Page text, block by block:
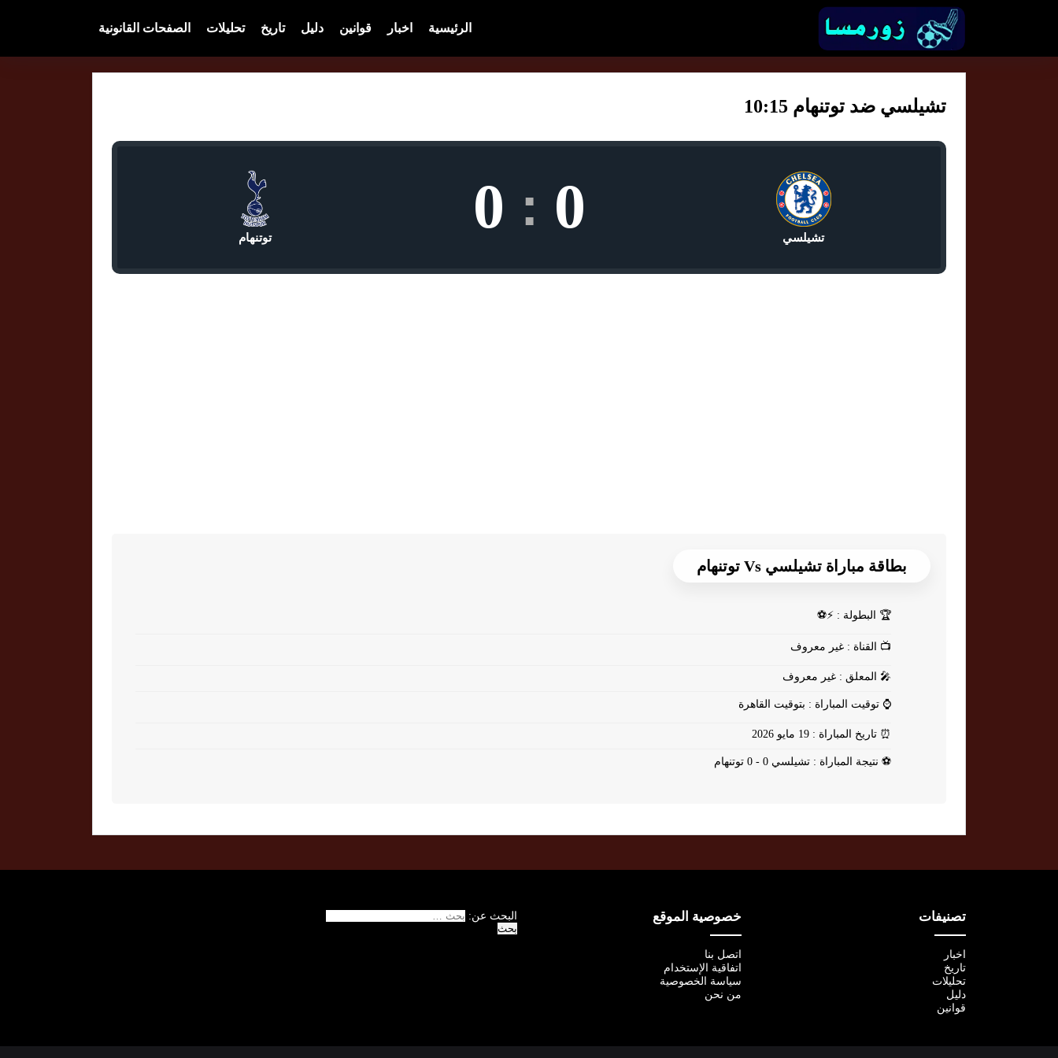
الرئيسية اخبار قوانين دليل تاريخ تحليلات الصفحات القانونية
تشيلسي ضد توتنهام 10:15
تشيلسي 0
:
0 توتنهام
بطاقة مباراة تشيلسي Vs توتنهام
🏆 البطولة : ⚡⚽
📺 القناة : غير معروف
🎤 المعلق : غير معروف
⌚ توقيت المباراة : بتوقيت القاهرة
⏰ تاريخ المباراة : 19 مايو 2026
⚽ نتيجة المباراة : تشيلسي 0 - 0 توتنهام
تصنيفات
اخبار
تاريخ
تحليلات
دليل
قوانين
خصوصية الموقع
اتصل بنا
اتفاقية الإستخدام
سياسة الخصوصية
من نحن
البحث عن: